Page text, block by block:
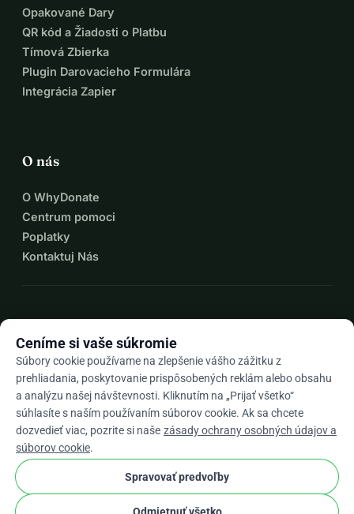
Opakované Dary
QR kód a Žiadosti o Platbu
Tímová Zbierka
Plugin Darovacieho Formulára
Integrácia Zapier
O nás
O WhyDonate
Centrum pomoci
Poplatky
Kontaktuj Nás
Skarrow_drop_down
★★★★★4,9 / 5 na základe 500+ recenzií
WhyDonate Súkromie a cookies
Ceníme si vaše súkromie
Súbory cookie používame na zlepšenie vášho zážitku z
prehliadania, poskytovanie prispôsobených reklám alebo obsahu
a analýzu našej návštevnosti. Kliknutím na „Prijať všetko“
súhlasíte s naším používaním súborov cookie. Ak sa chcete
dozvedieť viac, pozrite si naše zásady ochrany osobných údajov a
súborov cookie.
Spravovať predvoľby